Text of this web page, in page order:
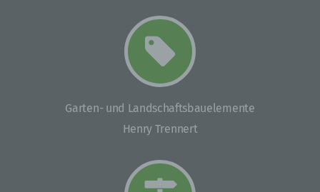
Garten- und Landschaftsbauelemente
Henry Trennert
dieser natürlichen Person sind, identifiziert werden
b) betroffene Person
Betroffene Person ist jede identifizierte oder
personenbezogene Daten von dem für die Verarbeitung